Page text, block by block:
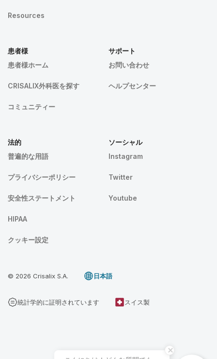
Resources
患者様
患者様ホーム
CRISALIX外科医を探す
コミュニティー
サポート
お問い合わせ
ヘルプセンター
法的
普遍的な用語
プライバシーポリシー
安全性ステートメント
HIPAA
クッキー設定
ソーシャル
Instagram
Twitter
Youtube
© 2026 Crisalix S.A. 日本語
統計学的に証明されています スイス製